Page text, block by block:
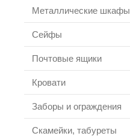
Металлические шкафы
Сейфы
Почтовые ящики
Кровати
Заборы и ограждения
Скамейки, табуреты